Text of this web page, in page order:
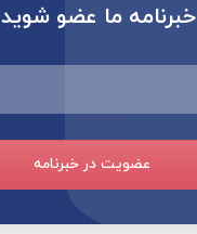
خبرنامه ما عضو شوید
عضویت در خبرنامه